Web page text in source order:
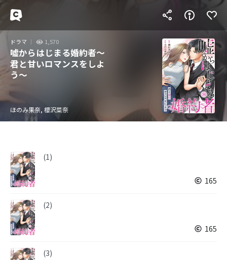
ドラマ 1,570
嘘からはじまる婚約者～
君と甘いロマンスをしよ
う～
ほのみ果奈, 櫻沢菜奈
(1)
165
(2)
165
(3)